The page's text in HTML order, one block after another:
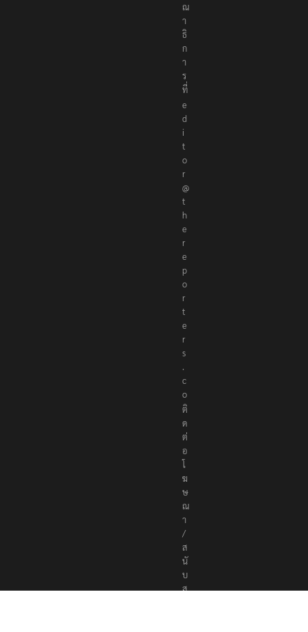
ณ
า
ธิ
ก
า
ร
ที่
e
d
i
t
o
r
@
t
h
e
r
e
p
o
r
t
e
r
s
.
c
o
ติ
ด
ต่
อ
โ
ฆ
ษ
ณ
า
/
ส
นั
บ
ส